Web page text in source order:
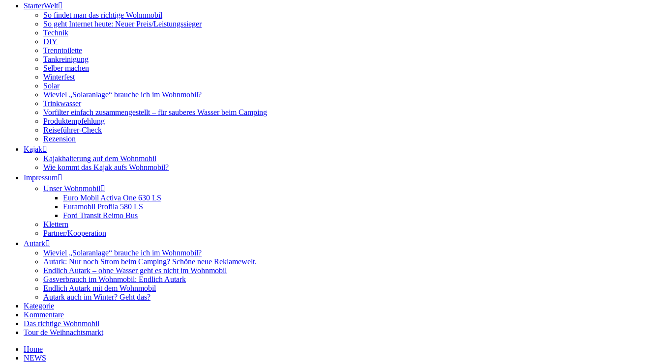
StarterWelt
So findet man das richtige Wohnmobil
So geht Internet heute: Neuer Preis/Leistungssieger
Technik
DIY
Trenntoilette
Tankreinigung
Selber machen
Winterfest
Solar
Wieviel „Solaranlage“ brauche ich im Wohnmobil?
Trinkwasser
Vorfilter einfach zusammengestellt – für sauberes Wasser beim Camping
Produktempfehlung
Reiseführer-Check
Rezension
Kajak
Kajakhalterung auf dem Wohnmobil
Wie kommt das Kajak aufs Wohnmobil?
Impressum
Unser Wohnmobil
Euro Mobil Activa One 630 LS
Euramobil Profila 580 LS
Ford Transit Reimo Bus
Klettern
Partner/Kooperation
Autark
Wieviel „Solaranlage“ brauche ich im Wohnmobil?
Autark: Nur noch Strom beim Camping? Schöne neue Reklamewelt.
Endlich Autark – ohne Wasser geht es nicht im Wohnmobil
Gasverbrauch im Wohnmobil: Endlich Autark
Endlich Autark mit dem Wohnmobil
Autark auch im Winter? Geht das?
Kategorie
Kommentare
Das richtige Wohnmobil
Tour de Weihnachtsmarkt
Home
NEWS